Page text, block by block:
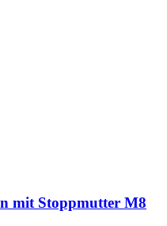
mit Stoppmutter M8